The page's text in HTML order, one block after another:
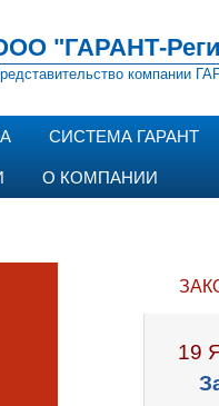
"ГАРАНТ-
компании
СИСТЕМА ГАРАНТ
О КОМПАНИИ
19